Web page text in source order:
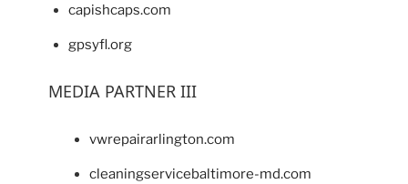
capishcaps.com
gpsyfl.org
MEDIA PARTNER III
vwrepairarlington.com
cleaningservicebaltimore-md.com